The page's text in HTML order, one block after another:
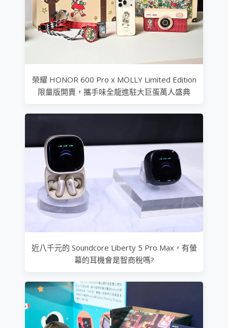
榮耀 HONOR 600 Pro x MOLLY Limited Edition
限量版開賣，攜手味全龍進駐大巨蛋萬人盛典
近八千元的 Soundcore Liberty 5 Pro Max，有螢
幕的耳機會是智商稅嗎?